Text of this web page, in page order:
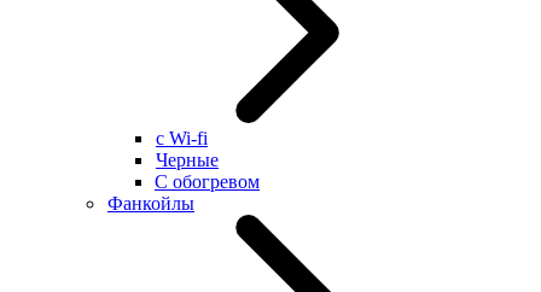
с Wi-fi
Черные
С обогревом
Фанкойлы